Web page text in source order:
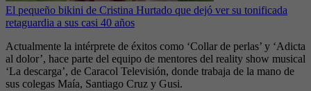
El pequeño bikini de Cristina Hurtado que dejó ver su tonificada
retaguardia a sus casi 40 años
Actualmente la intérprete de éxitos como ‘Collar de perlas’ y ‘Adicta
al dolor’, hace parte del equipo de mentores del reality show musical
‘La descarga’, de Caracol Televisión, donde trabaja de la mano de
sus colegas Maía, Santiago Cruz y Gusi.